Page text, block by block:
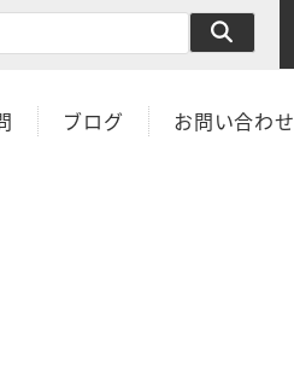
ブログ お問い合わせ